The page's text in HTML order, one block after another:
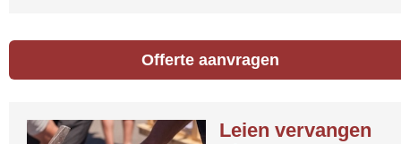
Offerte aanvragen
Leien vervangen